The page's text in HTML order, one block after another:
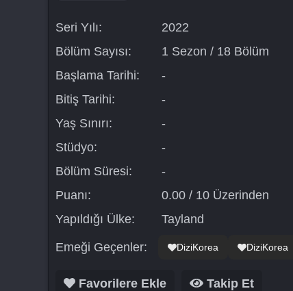
Seri Yılı:
2022
Bölüm Sayısı:
1 Sezon / 18 Bölüm
Başlama Tarihi:
-
Bitiş Tarihi:
-
Yaş Sınırı:
-
Stüdyo:
-
Bölüm Süresi:
-
Puanı:
0.00 / 10 Üzerinden
Yapıldığı Ülke:
Tayland
Emeği Geçenler: DiziKorea DiziKorea
Favorilere Ekle Takip Et